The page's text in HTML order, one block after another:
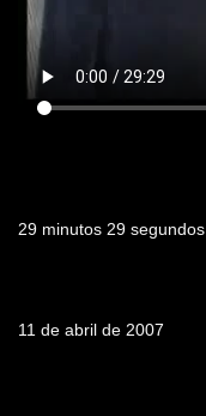
29 minutos 29 segundos
11 de abril de 2007